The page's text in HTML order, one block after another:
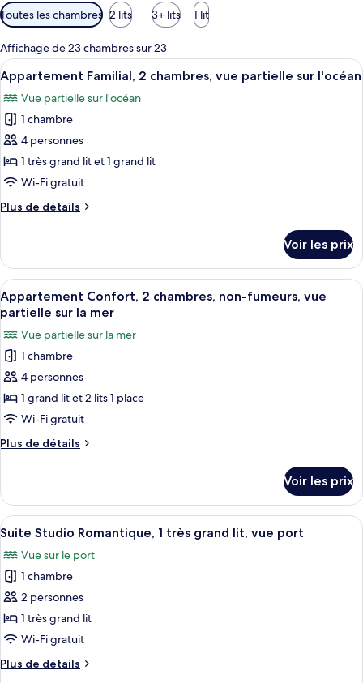
Filtres
disponibles
pour
les
chambres
Toutes les chambres 2 lits 3+ lits 1 lit
Affichage de 23 chambres sur 23
Afficher
toutes
les
photos
pour
ce
type
chambre :
2
chambres,
vue
partielle
sur
l'océan
Appartement Familial, 2 chambres,
6
Appartement Familial, 2 chambres, vue partielle sur l'océan
Vue partielle sur l’océan
1 chambre
4 personnes
1 très grand lit et 1 grand lit
Wi-Fi gratuit
Plus de détails
Plus
le
type
de
chambre
Appartement
Familial,
2
chambres,
vue
partielle
l'océan
Voir les prix
Afficher
toutes
les
photos
pour
ce
type
de
chambre :
Appartement
2
chambres,
non-
fumeurs,
vue
partielle
sur
la
mer
Un salon avec une table basse en
5
Appartement Confort, 2 chambres, non-fumeurs, vue
partielle sur la mer
Vue partielle sur la mer
1 chambre
4 personnes
1 grand lit et 2 lits 1 place
Wi-Fi gratuit
Plus de détails
Plus
le
type
de
Appartement
Confort,
chambres,
non-
fumeurs,
vue
partielle
Voir les prix
Afficher
toutes
les
photos
pour
ce
type
chambre :
Un salon moderne avec un canapé
6
Suite Studio Romantique, 1 très grand lit, vue port
Vue sur le port
1 chambre
2 personnes
1 très grand lit
Wi-Fi gratuit
Plus de détails
Plus